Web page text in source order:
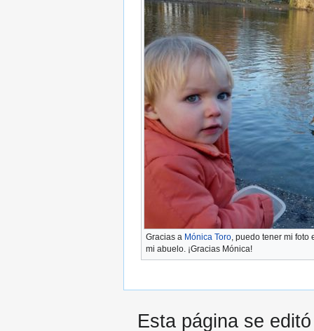
Gracias a Mónica Toro, puedo tener mi foto
mi abuelo. ¡Gracias Mónica!
Esta página se